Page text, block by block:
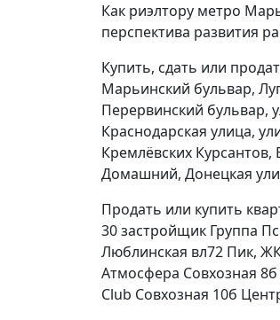
Как риэлтору метро
перспектива развития
Купить, сдать или
Марьинский бульвар,
Перервинский бульвар,
Краснодарская улица,
Кремлёвских
Домашний, Донецкая
Продать или купить
30 застройщик Группа
Люблинская вл72 Пик,
Атмосфера Совхозная
Club Совхозная 10б